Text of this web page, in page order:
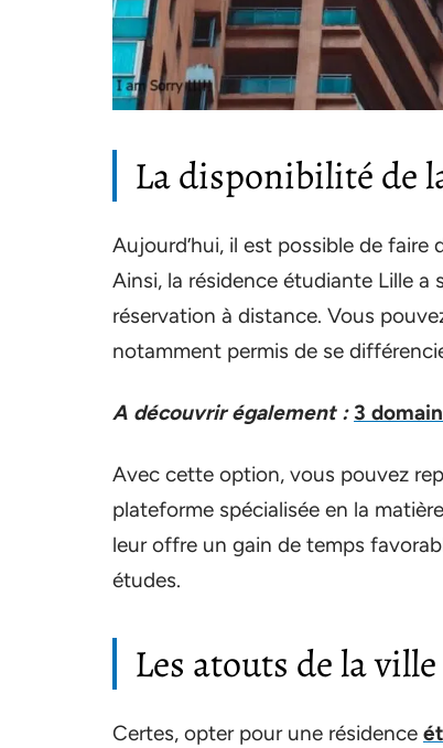
La disponibilité de
Aujourd’hui, il est possible de faire
Ainsi, la résidence étudiante Lille
réservation à distance. Vous
notamment permis de se
A découvrir également : 3
Avec cette option, vous pouvez
plateforme spécialisée en la
leur offre un gain de temps
études.
Les atouts de la
Certes, opter pour une résidence